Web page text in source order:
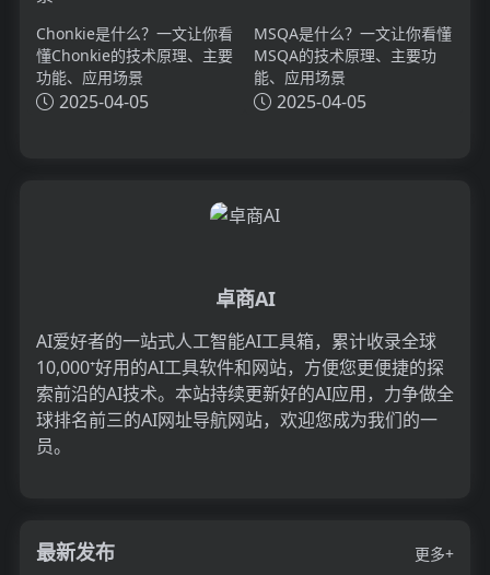
Chonkie是什么？一文让你看
懂Chonkie的技术原理、主要
功能、应用场景
2025-04-05
MSQA是什么？一文让你看懂
MSQA的技术原理、主要功
能、应用场景
2025-04-05
卓商AI
AI爱好者的一站式人工智能AI工具箱，累计收录全球
10,000⁺好用的AI工具软件和网站，方便您更便捷的探
索前沿的AI技术。本站持续更新好的AI应用，力争做全
球排名前三的AI网址导航网站，欢迎您成为我们的一
员。
最新发布
更多+